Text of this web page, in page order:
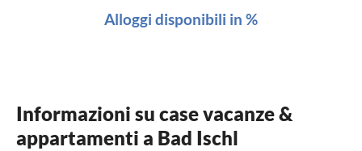
Alloggi disponibili in %
Informazioni su case vacanze &
appartamenti a Bad Ischl